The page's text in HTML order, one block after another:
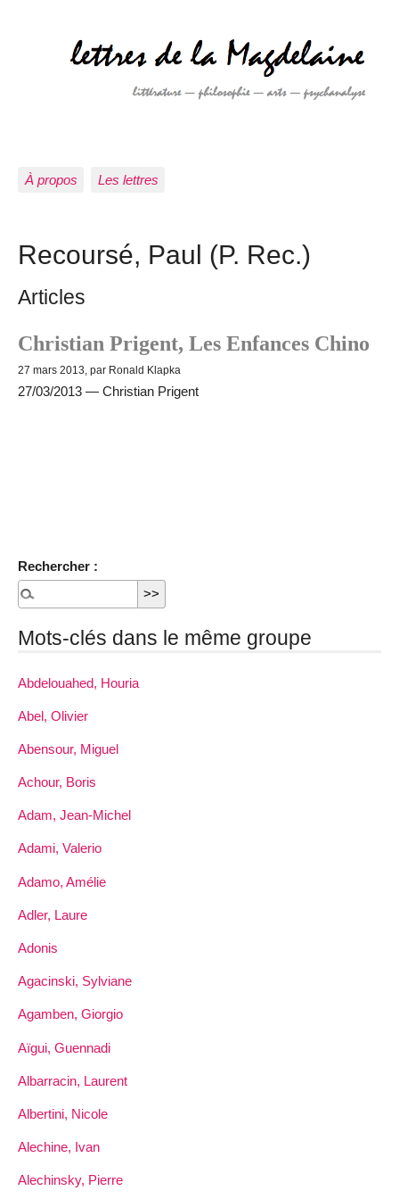
À propos Les lettres
Recoursé, Paul (P. Rec.)
Articles
Christian Prigent, Les Enfances Chino
27 mars 2013, par Ronald Klapka
27/03/2013 — Christian Prigent
Rechercher :
Mots-clés dans le même groupe
Abdelouahed, Houria
Abel, Olivier
Abensour, Miguel
Achour, Boris
Adam, Jean-Michel
Adami, Valerio
Adamo, Amélie
Adler, Laure
Adonis
Agacinski, Sylviane
Agamben, Giorgio
Aïgui, Guennadi
Albarracin, Laurent
Albertini, Nicole
Alechine, Ivan
Alechinsky, Pierre